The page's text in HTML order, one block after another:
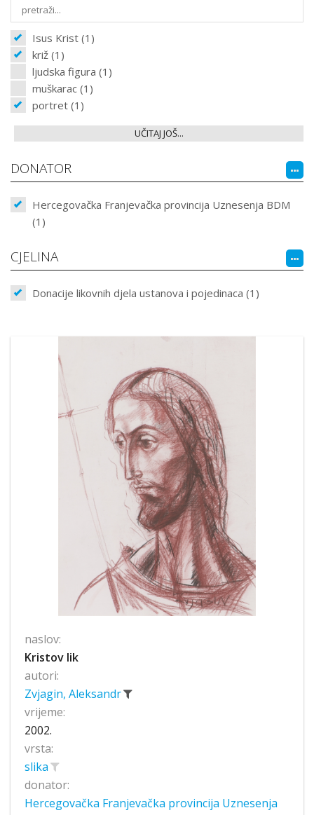
Isus Krist (1)
križ (1)
ljudska figura (1)
muškarac (1)
portret (1)
UČITAJ JOŠ...
DONATOR
Hercegovačka Franjevačka provincija Uznesenja BDM
(1)
CJELINA
Donacije likovnih djela ustanova i pojedinaca (1)
naslov:
Kristov lik
autori:
Zvjagin, Aleksandr
vrijeme:
2002.
vrsta:
slika
donator:
Hercegovačka Franjevačka provincija Uznesenja